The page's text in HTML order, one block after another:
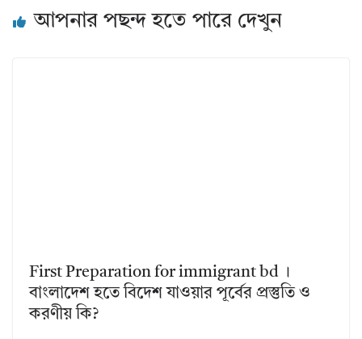
আপনার পছন্দ হতে পারে দেখুন
First Preparation for immigrant bd ।
বাংলাদেশ হতে বিদেশ যাওয়ার পূর্বের প্রস্তুতি ও
করণীয় কি?